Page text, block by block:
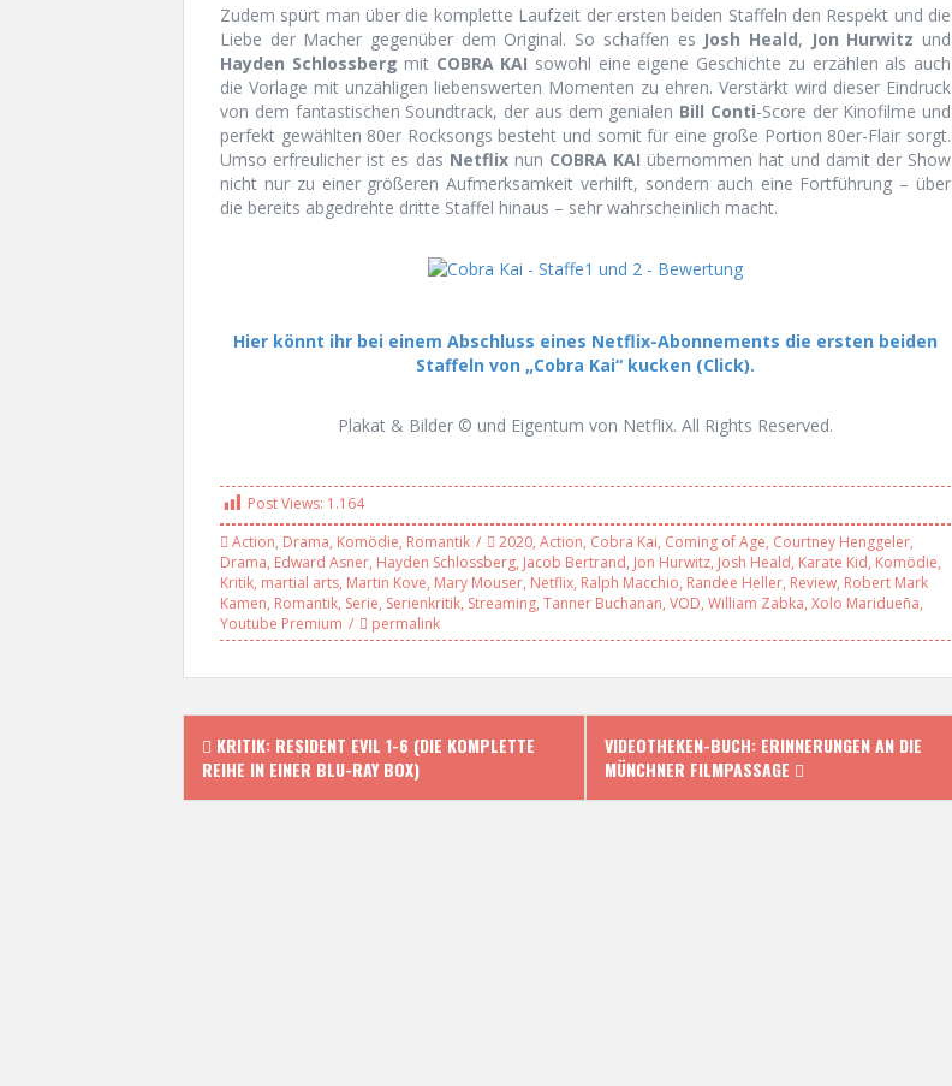
Zudem spürt man über die komplette Laufzeit der ersten beiden Staffeln den Respekt und die
Liebe der Macher gegenüber dem Original. So schaffen es Josh Heald, Jon Hurwitz und
Hayden Schlossberg mit COBRA KAI sowohl eine eigene Geschichte zu erzählen als auch
die Vorlage mit unzähligen liebenswerten Momenten zu ehren. Verstärkt wird dieser Eindruck
von dem fantastischen Soundtrack, der aus dem genialen Bill Conti-Score der Kinofilme und
perfekt gewählten 80er Rocksongs besteht und somit für eine große Portion 80er-Flair sorgt.
Umso erfreulicher ist es das Netflixnun COBRA KAI übernommen hat und damit der Show
nicht nur zu einer größeren Aufmerksamkeit verhilft, sondern auch eine Fortführung – über
die bereits abgedrehte dritte Staffel hinaus – sehr wahrscheinlich macht.
Hier könnt ihr bei einem Abschluss eines Netflix-Abonnements die ersten beiden
Staffeln von „Cobra Kai“ kucken (Click).
Plakat & Bilder © und Eigentum von Netflix. All Rights Reserved.
Post Views: 1.164
Action, Drama, Komödie, Romantik 2020, Action, Cobra Kai, Coming of Age, Courtney Henggeler,
Drama, Edward Asner, Hayden Schlossberg, Jacob Bertrand, Jon Hurwitz, Josh Heald, Karate Kid, Komödie,
Kritik, martial arts, Martin Kove, Mary Mouser, Netflix, Ralph Macchio, Randee Heller, Review, Robert Mark
Kamen, Romantik, Serie, Serienkritik, Streaming, Tanner Buchanan, VOD, William Zabka, Xolo Maridueña,
Youtube Premium
permalink
P
o
KRITIK: RESIDENT EVIL 1-6 (DIE KOMPLETTE
REIHE IN EINER BLU-RAY BOX)
VIDEOTHEKEN-BUCH: ERINNERUNGEN AN DIE
MÜNCHNER FILMPASSAGE